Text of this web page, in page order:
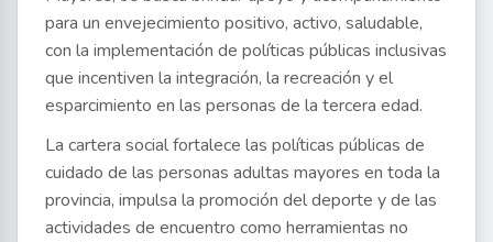
para un envejecimiento positivo, activo, saludable,
con la implementación de políticas públicas inclusivas
que incentiven la integración, la recreación y el
esparcimiento en las personas de la tercera edad.
La cartera social fortalece las políticas públicas de
cuidado de las personas adultas mayores en toda la
provincia, impulsa la promoción del deporte y de las
actividades de encuentro como herramientas no